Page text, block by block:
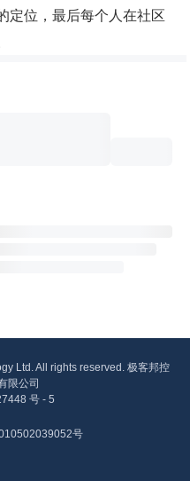
定位，最后每个人在社区
Ltd. All rights reserved. 极客邦控
限公司
号 - 5
号